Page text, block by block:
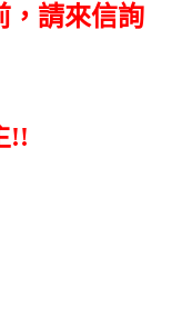
， 請來信詢
!!